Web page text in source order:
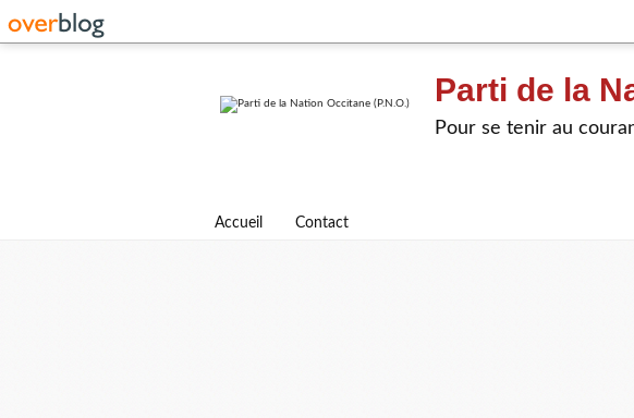
Parti de la
Pour se tenir au
Accueil Contact